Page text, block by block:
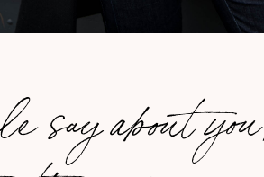
say about you,